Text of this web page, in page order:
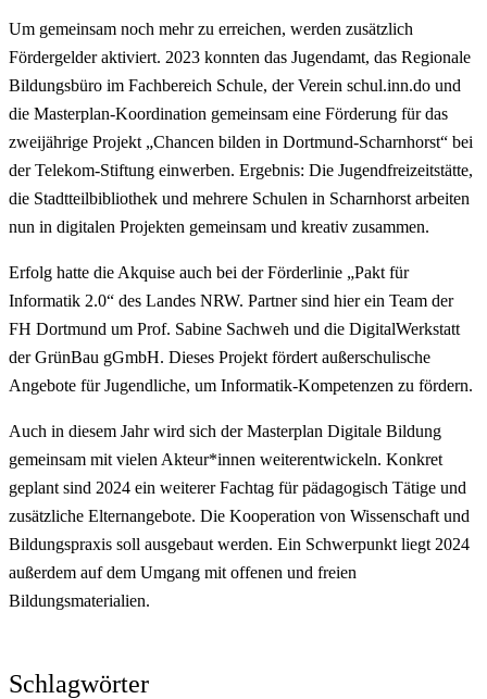
Um gemeinsam noch mehr zu erreichen, werden zusätzlich
Fördergelder aktiviert. 2023 konnten das Jugendamt, das Regionale
Bildungsbüro im Fachbereich Schule, der Verein schul.inn.do und
die Masterplan-Koordination gemeinsam eine Förderung für das
zweijährige Projekt „Chancen bilden in Dortmund-Scharnhorst“ bei
der Telekom-Stiftung einwerben. Ergebnis: Die Jugendfreizeitstätte,
die Stadtteilbibliothek und mehrere Schulen in Scharnhorst arbeiten
nun in digitalen Projekten gemeinsam und kreativ zusammen.
Erfolg hatte die Akquise auch bei der Förderlinie „Pakt für
Informatik 2.0“ des Landes NRW. Partner sind hier ein Team der
FH Dortmund um Prof. Sabine Sachweh und die DigitalWerkstatt
der GrünBau gGmbH. Dieses Projekt fördert außerschulische
Angebote für Jugendliche, um Informatik-Kompetenzen zu fördern.
Auch in diesem Jahr wird sich der Masterplan Digitale Bildung
gemeinsam mit vielen Akteur*innen weiterentwickeln. Konkret
geplant sind 2024 ein weiterer Fachtag für pädagogisch Tätige und
zusätzliche Elternangebote. Die Kooperation von Wissenschaft und
Bildungspraxis soll ausgebaut werden. Ein Schwerpunkt liegt 2024
außerdem auf dem Umgang mit offenen und freien
Bildungsmaterialien.
Schlagwörter